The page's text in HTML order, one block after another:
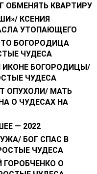
КВАРТИРУ
КСЕНИЯ
УТОПАЮЩЕГО
БОГОРОДИЦА
ЧУДЕСА
БОГОРОДИЦЫ/
ЧУДЕСА
ОПУХОЛИ/ МАТЬ
О ЧУДЕСАХ НА
— 2022
БОГ СПАС В
ЧУДЕСА
ГОРОБЧЕНКО О